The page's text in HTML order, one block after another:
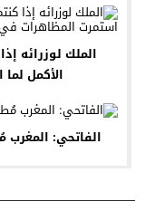
الملك لوزرائه
الأكمل
الفاتحي: المغرب